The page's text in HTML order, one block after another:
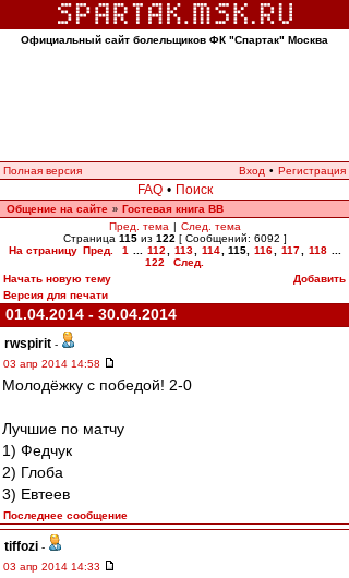
Официальный сайт болельщиков ФК "Спартак" Москва
Полная версия Вход • Регистрация
FAQ • Поиск
Общение на сайте » Гостевая книга ВВ
Пред. тема | След. тема
Страница 115из 122 [ Сообщений: 6092 ]
На страницу Пред. 1 112 113 114 115 116 117 118
122
След.
Начать новую тему
Добавить
Версия для печати
01.04.2014 - 30.04.2014
rwspirit -
03 апр 2014 14:58
Молодёжку с победой! 2-0
Лучшие по матчу
1) Федчук
2) Глоба
3) Евтеев
Последнее сообщение
tiffozi -
03 апр 2014 14:33